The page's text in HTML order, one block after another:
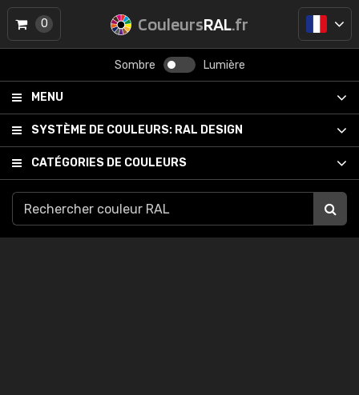
CouleursRAL.fr
Sombre Lumière
MENU
SYSTÈME DE COULEURS: RAL DESIGN
CATÉGORIES DE COULEURS
0